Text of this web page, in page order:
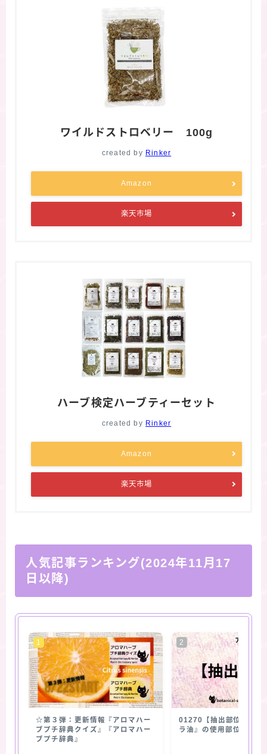
ワイルドストロベリー 100g
created by Rinker
Amazon
楽天市場
ハーブ検定ハーブティーセット
created by Rinker
Amazon
楽天市場
人気記事ランキング(2024年11月17
日以降)
☆第３弾：更新情報『アロマハー
ブプチ辞典クイズ』『アロマハー
ブプチ辞典』
01270【抽出部位】『カ
ラ油』の使用部位